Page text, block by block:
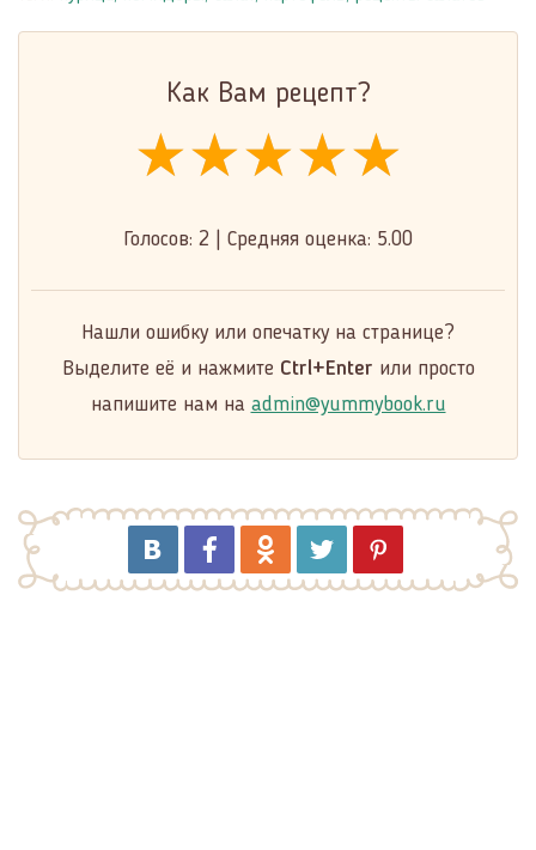
Как Вам рецепт?
★★★★★
★★★★★
★★★★★
Голосов: 2 Средняя оценка: 5.00
Нашли ошибку или опечатку на странице?
Выделите её и нажмите Ctrl+Enter или просто
напишите нам на admin@yummybook.ru